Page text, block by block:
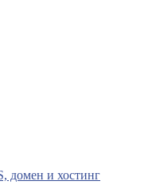
домен и хостинг